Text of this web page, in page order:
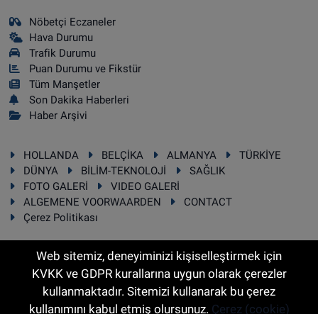
Nöbetçi Eczaneler
Hava Durumu
Trafik Durumu
Puan Durumu ve Fikstür
Tüm Manşetler
Son Dakika Haberleri
Haber Arşivi
HOLLANDA BELÇİKA ALMANYA
TÜRKİYE
DÜNYA
BİLİM-TEKNOLOJİ
SAĞLIK
FOTO GALERİ
VIDEO GALERİ
ALGEMENE VOORWAARDEN
CONTACT
Çerez Politikası
RSS Copyright © 2025 Sonhaber.eu Her hakkı saklıdır.
Web sitemiz, deneyiminizi kişiselleştirmek için
KVKK ve GDPR kurallarına uygun olarak çerezler
kullanmaktadır. Sitemizi kullanarak bu çerez
kullanımını kabul etmiş olursunuz. Çerez (cookie)